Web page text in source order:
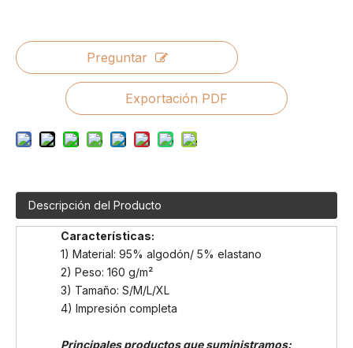
Preguntar
Exportación PDF
Descripción del Producto
Características:
1) Material: 95% algodón/ 5% elastano
2) Peso: 160 g/m²
3) Tamaño: S/M/L/XL
4) Impresión completa
Principales productos que suministramos: